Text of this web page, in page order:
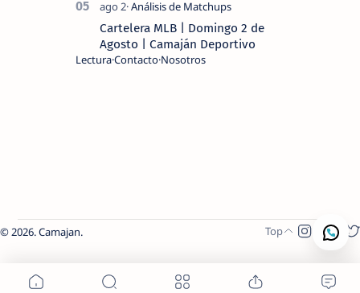
Cartelera MLB | Domingo 2 de
Agosto | Camaján Deportivo
LecturaContacto Nosotros
2026.Camajan.